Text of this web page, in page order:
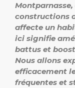
constructions
affecte un
ici signifie
battus et
Nous allons
efficacement
fréquentes et